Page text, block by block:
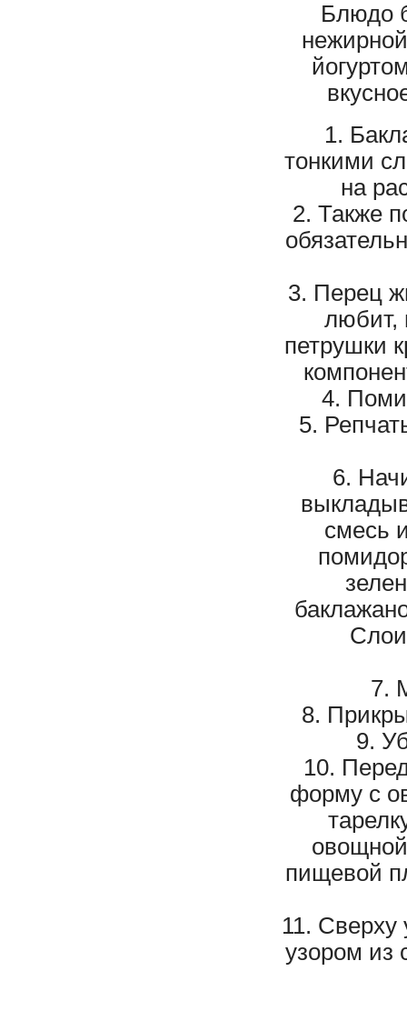
Блюдо
тонкими
на
Также
Перец
любит,
петрушки
смесь
форму с
пищевой
Сверху
узором из